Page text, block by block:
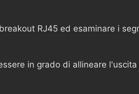
RJ45 ed esaminare i
in grado di allineare